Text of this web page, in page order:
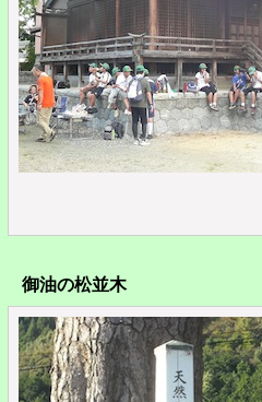
御油の松並木